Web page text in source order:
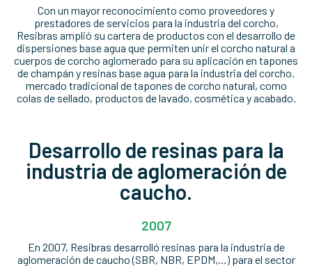
Con un mayor reconocimiento como proveedores y
prestadores de servicios para la industria del corcho,
Resibras amplió su cartera de productos con el desarrollo de
dispersiones base agua que permiten unir el corcho natural a
cuerpos de corcho aglomerado para su aplicación en tapones
de champán y resinas base agua para la industria del corcho.
mercado tradicional de tapones de corcho natural, como
colas de sellado, productos de lavado, cosmética y acabado.
Desarrollo de resinas para la
industria de aglomeración de
caucho.
2007
En 2007, Resibras desarrolló resinas para la industria de
aglomeración de caucho (SBR, NBR, EPDM,…) para el sector